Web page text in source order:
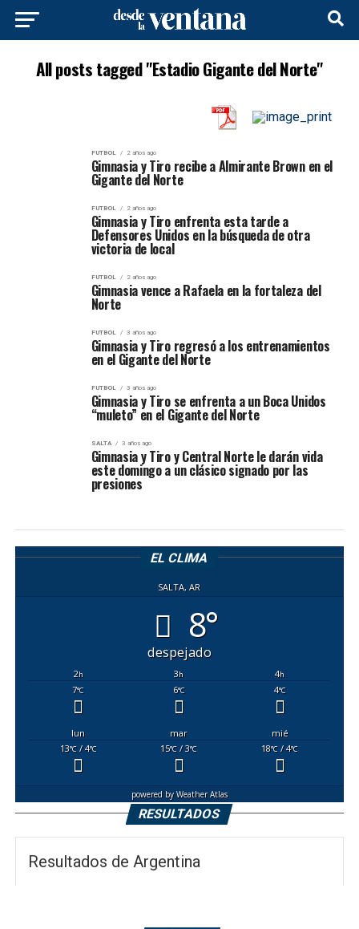
All posts tagged "Estadio Gigante del Norte"
FUTBOL 2 años ago
Gimnasia y Tiro recibe a Almirante Brown en el
Gigante del Norte
FUTBOL 2 años ago
Gimnasia y Tiro enfrenta esta tarde a
Defensores Unidos en la búsqueda de otra
victoria de local
FUTBOL 2 años ago
Gimnasia vence a Rafaela en la fortaleza del
Norte
FUTBOL 3 años ago
Gimnasia y Tiro regresó a los entrenamientos
en el Gigante del Norte
FUTBOL 3 años ago
Gimnasia y Tiro se enfrenta a un Boca Unidos
“muleto” en el Gigante del Norte
SALTA 3 años ago
Gimnasia y Tiro y Central Norte le darán vida
este domingo a un clásico signado por las
presiones
EL CLIMA
SALTA, AR
8°
despejado
2h 3h 4h
7°C 6°C 4°C
lun mar
mié
13°C/ 4°C 15°C / 3°C 18°C / 4°C
powered byWeather Atlas
RESULTADOS
Resultados de Argentina